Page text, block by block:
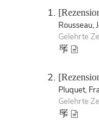
Rousseau,
Gelehrte
Pluquet,
Gelehrte